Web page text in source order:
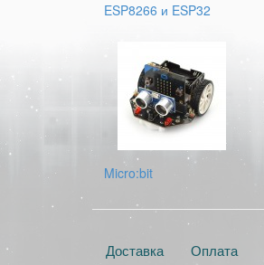
ESP8266 и ESP32
Micro:bit
Доставка Оплата